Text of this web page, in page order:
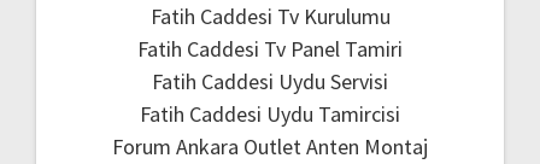
Fatih Caddesi Tv Kurulumu
Fatih Caddesi Tv Panel Tamiri
Fatih Caddesi Uydu Servisi
Fatih Caddesi Uydu Tamircisi
Forum Ankara Outlet Anten Montaj